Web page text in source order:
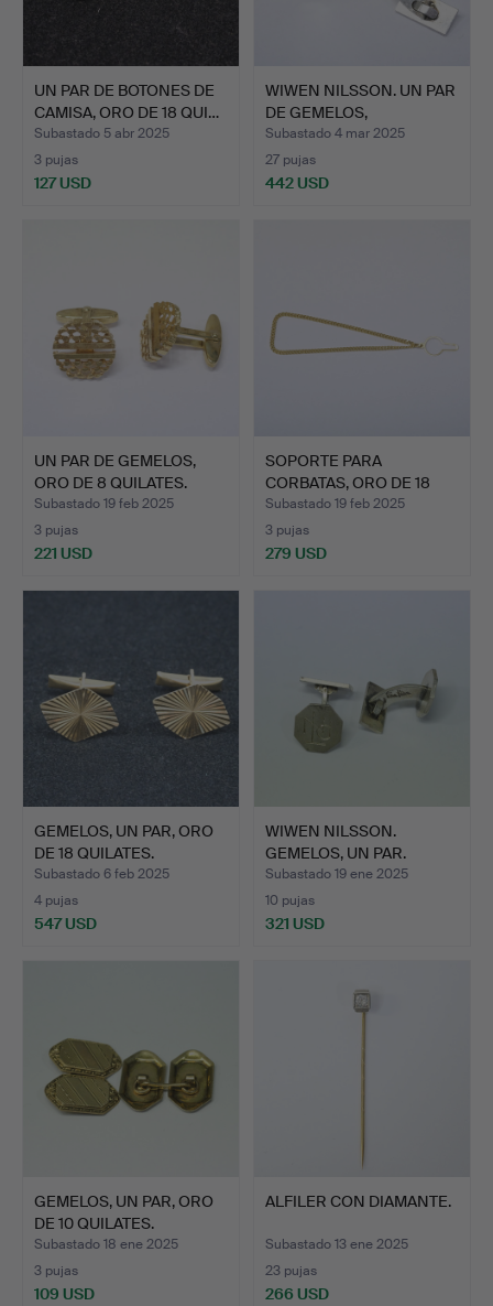
UN PAR DE BOTONES DE
CAMISA, ORO DE 18 QUI…
Subastado 5 abr 2025
3 pujas
127 USD
WIWEN NILSSON. UN PAR
DE GEMELOS,
PLATEADO…
Subastado 4 mar 2025
27 pujas
442 USD
UN PAR DE GEMELOS,
ORO DE 8 QUILATES.
Subastado 19 feb 2025
3 pujas
221 USD
SOPORTE PARA
CORBATAS, ORO DE 18
QUILATES.
Subastado 19 feb 2025
3 pujas
279 USD
GEMELOS, UN PAR, ORO
DE 18 QUILATES.
Subastado 6 feb 2025
4 pujas
547 USD
WIWEN NILSSON.
GEMELOS, UN PAR.
Subastado 19 ene 2025
10 pujas
321 USD
GEMELOS, UN PAR, ORO
DE 10 QUILATES.
Subastado 18 ene 2025
3 pujas
109 USD
ALFILER CON DIAMANTE.
Subastado 13 ene 2025
23 pujas
266 USD